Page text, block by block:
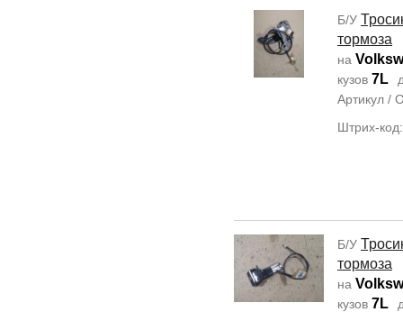
Б/У
тормоза
на
кузов 7L
Артикул /
Штрих-
Б/У
тормоза
на
кузов 7L